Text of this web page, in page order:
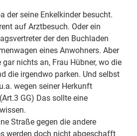
der seine Enkelkinder besucht.
auf Arztbesuch. Oder ein
der den Buchladen
eines Anwohners. Aber
nichts an, Frau Hübner, wo die
die irgendwo parken. Und selbst
wegen seiner Herkunft
GG) Das sollte eine
Straße gegen die andere
werden doch nicht abgeschafft